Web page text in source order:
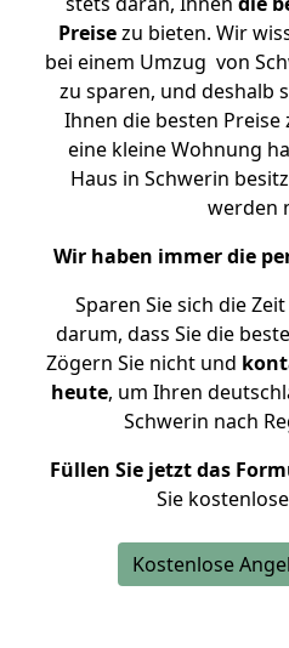
Preisezu bieten. Wir
bei einem Umzug von
zu sparen, und deshalb
Ihnen die besten Preise
eine kleine Wohnung
Haus in Schwerin
werden
Wir haben immer die
Sparen Sie sich die
darum, dass Sie die
Zögern Sie nicht und
heute, um Ihren
Schwerin nach
Füllen Sie jetzt das
Sie
Kostenlose